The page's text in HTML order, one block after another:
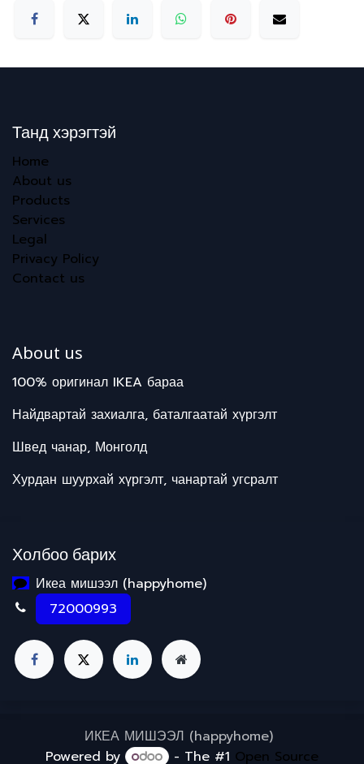
Танд хэрэгтэй
Home
About us
Products
Services
Legal
Privacy Policy
Contact us
About us
100% оригинал IKEA бараа
Найдвартай захиалга, баталгаатай хүргэлт
Швед чанар, Монголд
Хурдан шуурхай хүргэлт, чанартай угсралт
Холбоо барих
Икеа мишээл (happyhome)
72000993
ИКЕА МИШЭЭЛ (happyhome)
Powered by
- The #1 Open Source